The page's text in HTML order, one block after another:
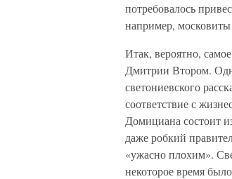
потребовалось
например,
Итак, вероятно,
Дмитрии Втором.
светониевского
соответствие с
Домициана состоит
даже робкий
«ужасно плохим».
некоторое время